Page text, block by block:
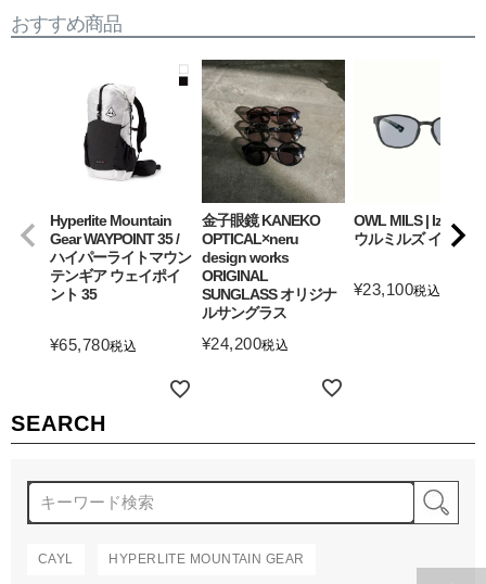
SEARCH
CAYL HYPERLITE MOUNTAIN GEAR
おすすめ商品
Hyperlite Mountain
Gear WAYPOINT 35 /
ハイパーライトマウン
テンギア ウェイポイ
ント 35
¥65,780税込
金子眼鏡 KANEKO
OPTICAL×neru
design works
ORIGINAL
SUNGLASS オリジナ
ルサングラス
¥24,200税込
OWL MILS | Izanagi
ウルミルズ イザナギ
¥23,100税込